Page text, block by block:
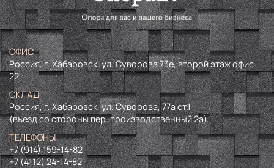
ОФИС
Россия, г. Хабаровск, ул. Суворова 73е, второй этаж офис
22
СКЛАД
Россия, г. Хабаровск, ул. Суворова, 77а ст.1
(въезд со стороны пер. производственный 2а)
ТЕЛЕФОНЫ
+7 (914) 159-14-82
+7 (4112) 24-14-82